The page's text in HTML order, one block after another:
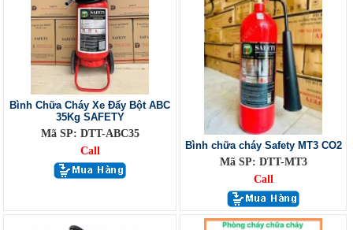
Bình Chữa Cháy Xe Đẩy Bột ABC
35Kg SAFETY
Mã SP: DTT-ABC35
Call
Bình chữa cháy Safety MT3 CO2
Mã SP: DTT-MT3
Call